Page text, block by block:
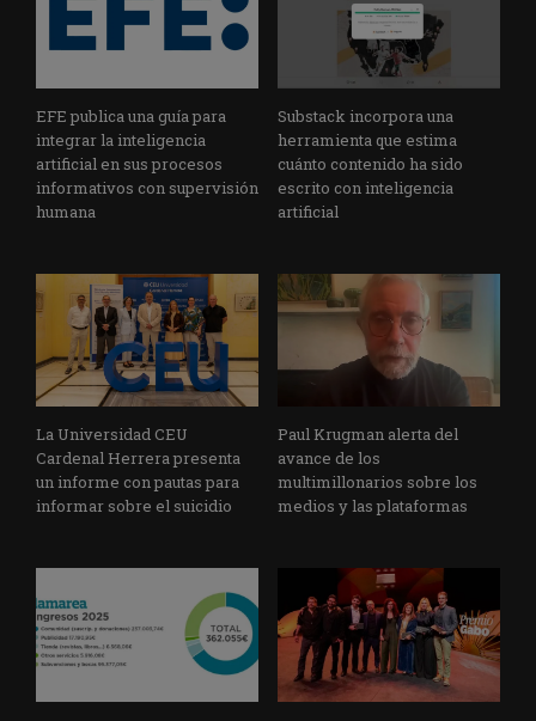
EFE publica una guía para
integrar la inteligencia
artificial en sus procesos
informativos con supervisión
humana
Substack incorpora una
herramienta que estima
cuánto contenido ha sido
escrito con inteligencia
artificial
La Universidad CEU
Cardenal Herrera presenta
un informe con pautas para
informar sobre el suicidio
Paul Krugman alerta del
avance de los
multimillonarios sobre los
medios y las plataformas